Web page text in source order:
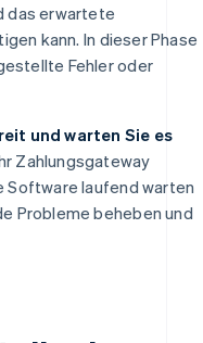
das erwartete
kann. In dieser Phase
Fehler oder
und warten Sie es
Zahlungsgateway
Software laufend warten
Probleme beheben und